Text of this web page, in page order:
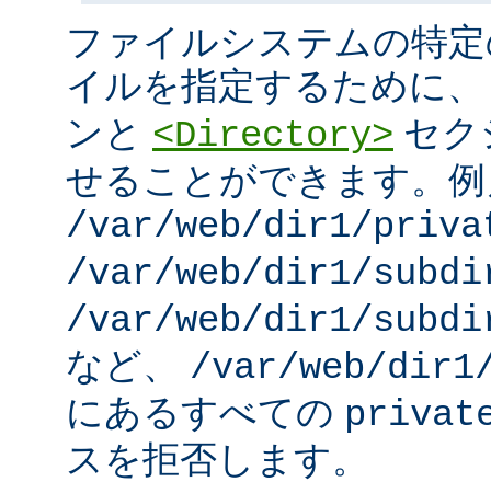
ファイルシステムの特
イルを指定するために
ンと <Directory> セク
せることができます。
/var/web/dir1/
/var/web/dir1/
/var/web/dir1/
など、 /var/web/
にあるすべての
スを拒否します。